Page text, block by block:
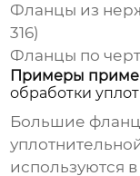
Фланцы из
316)
Фланцы по
Примеры
обработки
Большие
используются